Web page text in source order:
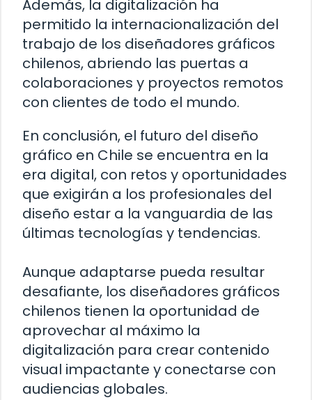
Además, la digitalización ha
permitido la internacionalización del
trabajo de los diseñadores gráficos
chilenos, abriendo las puertas a
colaboraciones y proyectos remotos
con clientes de todo el mundo.
En conclusión, el futuro del diseño
gráfico en Chile se encuentra en la
era digital, con retos y oportunidades
que exigirán a los profesionales del
diseño estar a la vanguardia de las
últimas tecnologías y tendencias.
Aunque adaptarse pueda resultar
desafiante, los diseñadores gráficos
chilenos tienen la oportunidad de
aprovechar al máximo la
digitalización para crear contenido
visual impactante y conectarse con
audiencias globales.